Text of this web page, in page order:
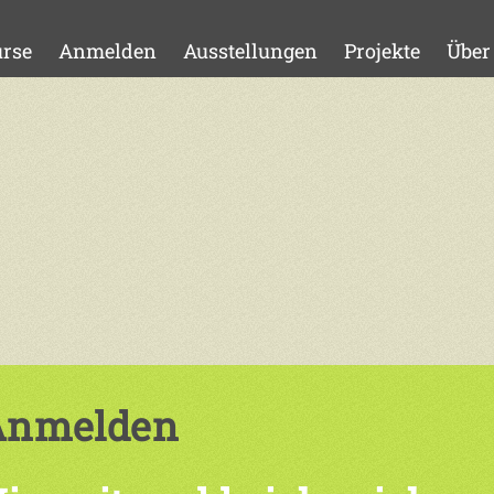
Anmelden Ausstellungen Projekte